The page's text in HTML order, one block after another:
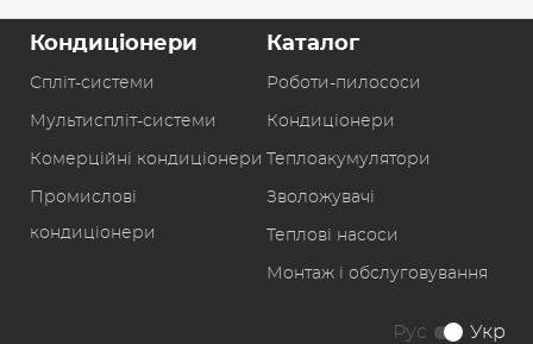
Кондиціонери
Спліт-системи
Мультиспліт-системи
Комерційні кондиціонери
Промислові
кондиціонери
Каталог
Роботи-пилоcоси
Кондиціонери
Теплоакумулятори
Зволожувачі
Теплові насоси
Монтаж і обслуговування
Рус Укр